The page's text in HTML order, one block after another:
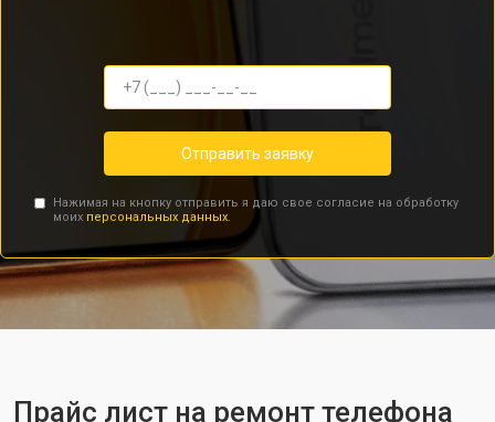
Отправить заявку
Нажимая на кнопку отправить я даю свое согласие на обработку
моих персональных данных.
Прайс лист на ремонт телефона